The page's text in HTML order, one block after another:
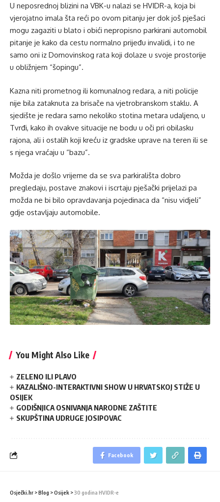
U neposrednoj blizini na VBK-u nalazi se HVIDR-a, koja bi
vjerojatno imala šta reći po ovom pitanju jer dok još pješaci
mogu zagaziti u blato i obići nepropisno parkirani automobil
pitanje je kako da cestu normalno prijeđu invalidi, i to ne
samo oni iz Domovinskog rata koji dolaze u svoje prostorije
u obližnjem “šopingu”.
Kazna niti prometnog ili komunalnog redara, a niti policije
nije bila zataknuta za brisače na vjetrobranskom staklu. A
sjedište je redara samo nekoliko stotina metara udaljeno, u
Tvrđi, kako ih ovakve situacije ne bodu u oči pri obilasku
rajona, ali i ostalih koji kreću iz gradske uprave na teren ili se
s njega vraćaju u “bazu”.
Možda je došlo vrijeme da se sva parkirališta dobro
pregledaju, postave znakovi i iscrtaju pješački prijelazi pa
možda ne bi bilo opravdavanja pojedinaca da “nisu vidjeli”
gdje ostavljaju automobile.
You Might Also Like
ZELENO ILI PLAVO
KAZALIŠNO-INTERAKTIVNI SHOW U HRVATSKOJ STIŽE U
OSIJEK
GODIŠNJICA OSNIVANJA NARODNE ZAŠTITE
SKUPŠTINA UDRUGE JOSIPOVAC
Facebook
Osječki.hr >Blog >Osijek >30 godina HVIDR-e